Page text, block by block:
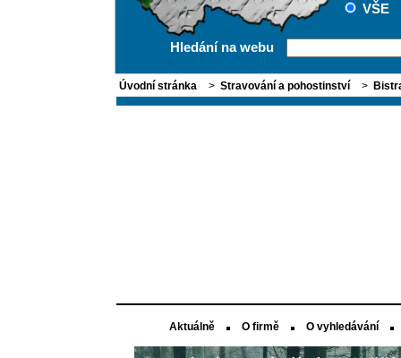
VŠE
Hledání na webu
Úvodní stránka > Stravování a pohostinství >
Aktuálně O firmě O vyhledávání